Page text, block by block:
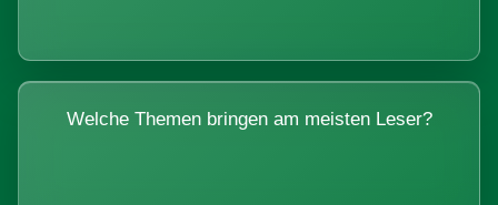
Welche Themen bringen am meisten Leser?